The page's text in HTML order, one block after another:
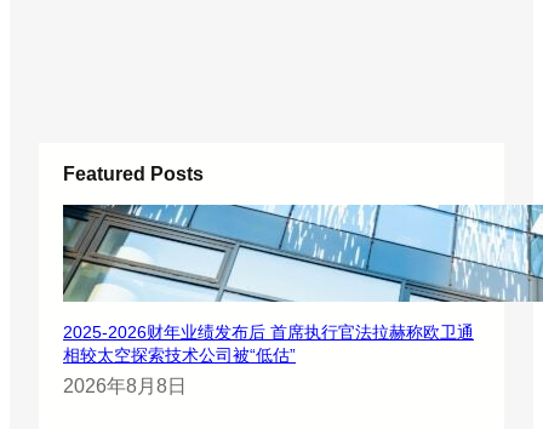
Featured Posts
2025-2026财年业绩发布后 首席执行官法拉赫称欧卫通
相较太空探索技术公司被“低估”
2026年8月8日